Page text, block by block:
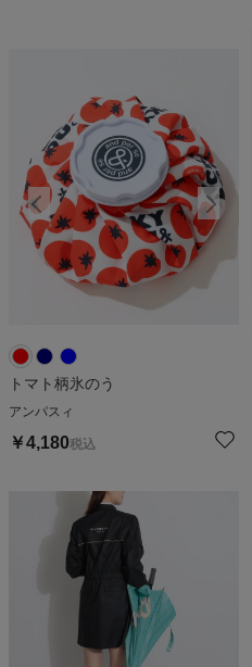
トマト柄氷のう
アンパスィ
￥4,180税込